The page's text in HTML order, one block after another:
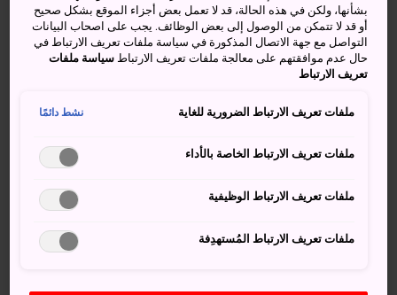
ويفصلها عن بحر اليابان حاجز رملي ضيق.
كيفية الوصول
تبعد محطة جيه آر كوياما عن خط جيه آر سانين الرئيسي 15
بشأنها، ولكن في هذه الحالة، قد لا تعمل بعض أجزاء الموقع بشكل صحيح
أو قد لا تتمكن من الوصول إلى بعض الوظائف. يجب على اصحاب البيانات
التواصل مع جهة الاتصال المذكورة في سياسة ملفات تعريف الارتباط في
حال عدم موافقتهم على معالجة ملفات تعريف الارتباطسياسة ملفات
تعريف الارتباط
ملفات تعريف الارتباط الضرورية للغاية نشط دائمًا
ملفات تعريف الارتباط الخاصة بالأداء
ملفات تعريف الارتباط الوظيفية
ملفات تعريف الارتباط المُستهدِفة